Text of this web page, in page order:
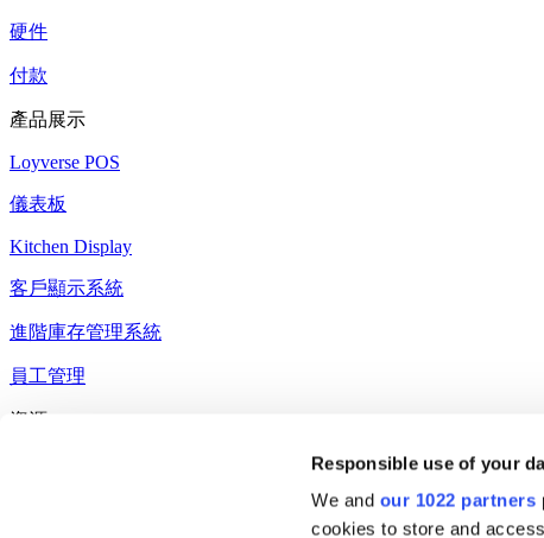
Responsible use of your
We and our 1022 partners
cookies to store and
硬件
付款
產品展示
Loyverse POS
儀表板
Kitchen Display
客戶顯示系統
進階庫存管理系統
員工管理
資源